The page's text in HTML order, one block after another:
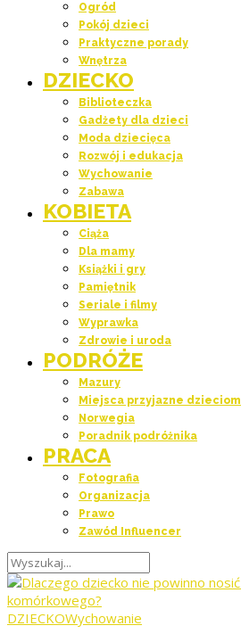
Ogród
Pokój dzieci
Praktyczne porady
Wnętrza
DZIECKO
Biblioteczka
Gadżety dla dzieci
Moda dziecięca
Rozwój i edukacja
Wychowanie
Zabawa
KOBIETA
Ciąża
Dla mamy
Książki i gry
Pamiętnik
Seriale i filmy
Wyprawka
Zdrowie i uroda
PODRÓŻE
Mazury
Miejsca przyjazne dzieciom
Norwegia
Poradnik podróżnika
PRACA
Fotografia
Organizacja
Prawo
Zawód Influencer
DZIECKOWychowanie